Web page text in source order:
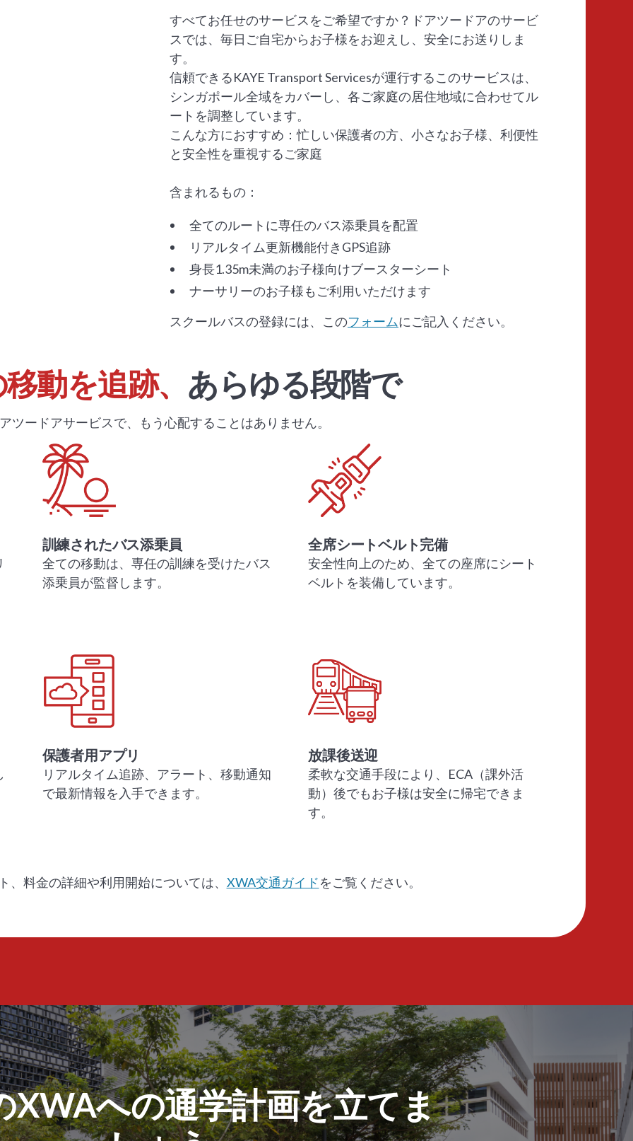
すべてお任せのサービスをご希望ですか？ドアツードアのサービ
スでは、毎日ご自宅からお子様をお迎えし、安全にお送りしま
す。
信頼できるKAYE Transport Servicesが運行するこのサービスは、
シンガポール全域をカバーし、各ご家庭の居住地域に合わせてル
ートを調整しています。
こんな方におすすめ：忙しい保護者の方、小さなお子様、利便性
と安全性を重視するご家庭
含まれるもの：
全てのルートに専任のバス添乗員を配置
リアルタイム更新機能付きGPS追跡
身長1.35m未満のお子様向けブースターシート
ナーサリーのお子様もご利用いただけます
スクールバスの登録には、このフォームにご記入ください。
動を追跡、 あらゆる段階で
ツードアサービスで、もう心配することはありません。
訓練されたバス添乗員
全ての移動は、専任の訓練を受けたバス
添乗員が監督します。
全席シートベルト完備
安全性向上のため、全ての座席にシート
ベルトを装備しています。
保護者用アプリ
リアルタイム追跡、アラート、移動通知
で最新情報を入手できます。
放課後送迎
柔軟な交通手段により、ECA（課外活
動）後でもお子様は安全に帰宅できま
す。
、料金の詳細や利用開始については、 XWA交通ガイドをご覧ください。
XWAへの通学計画を立てま